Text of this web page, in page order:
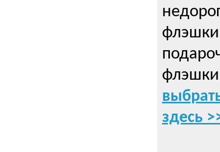
флэшки
здесь